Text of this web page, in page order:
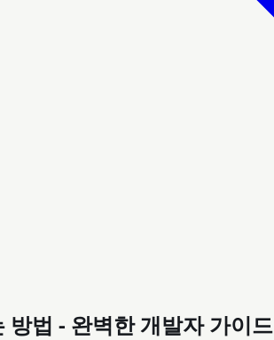
방법 - 완벽한 개발자 가이드